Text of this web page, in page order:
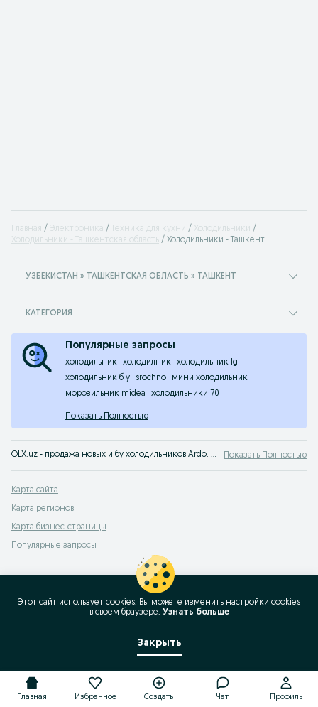
Главная Электроника Техника для кухни
Холодильники
Холодильники - Ташкентская область
Холодильники - Ташкент
УЗБЕКИСТАН » ТАШКЕНТСКАЯ ОБЛАСТЬ » ТАШКЕНТ
КАТЕГОРИЯ
Популярные запросы
холодильник холодилник
холодильник lg
холодильник б у
srochno
мини холодильник
морозильник midea
холодильники 70
Показать Полностью
OLX.uz - продажа новых и бу холодильников Ardo. Большой выбор и низкие цены на сервисе объявлений OLX.uz Ташкент. У нас можно быстро и выгодно купить холодильники Ardo! Показать Полностью
Карта сайта
Карта регионов
Карта бизнес-страницы
Популярные запросы
Главная Избранное Создать Чат Профиль
Этот сайт использует cookies. Вы можете изменить настройки cookies
в своeм браузере. Узнать больше
Закрыть